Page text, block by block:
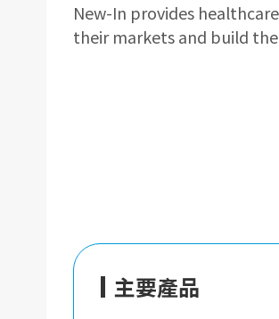
New-In provides
their markets and build
主要產品